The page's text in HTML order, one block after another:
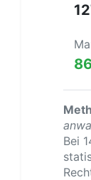
Bei